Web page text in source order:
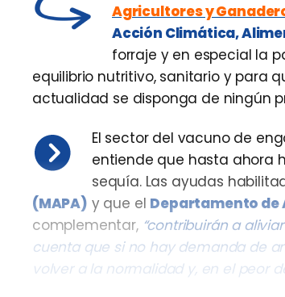
Agricultores y
Acción Climática,
forraje y en especial la
equilibrio nutritivo, sanitario y para
actualidad se disponga de ningún
El sector del vacuno de
entiende que hasta ahora
sequía. Las ayudas
(MAPA) y que el Departamento de
complementar, “contribuirán a
cuenta que si no hay demanda de
volver a la normalidad y, en el peor